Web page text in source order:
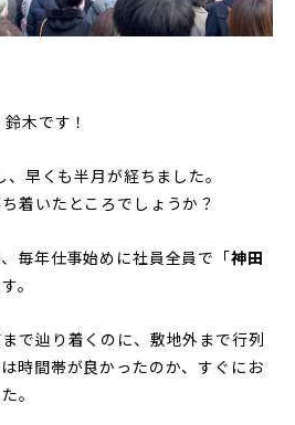
木です！
早くも半月が経ちました。
着いたところでしょうか？
毎年仕事始めに社員全員で「神田
。
で辿り着くのに、敷地外まで行列
時間帯が良かったのか、すぐにお
。